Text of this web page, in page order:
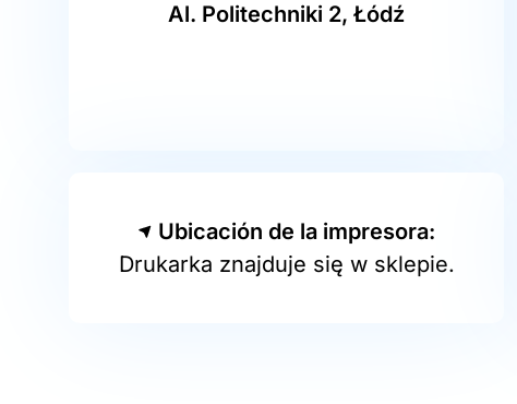
Al. Politechniki 2, Łódź
Ubicación de la impresora:
Drukarka znajduje się w sklepie.